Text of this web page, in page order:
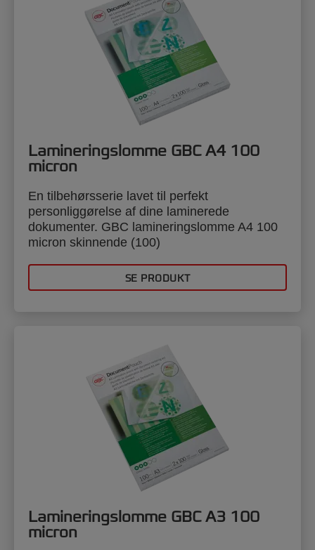
Lamineringslomme GBC A4 100
micron
En tilbehørsserie lavet til perfekt
personliggørelse af dine laminerede
dokumenter. GBC lamineringslomme A4 100
micron skinnende (100)
SE PRODUKT
Lamineringslomme GBC A3 100
micron